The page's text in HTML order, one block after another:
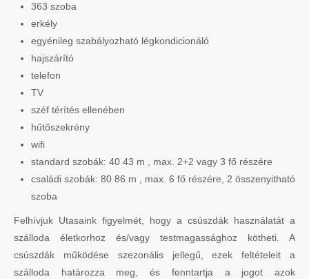
363 szoba
erkély
egyénileg szabályozható légkondicionáló
hajszárító
telefon
TV
széf térítés ellenében
hűtőszekrény
wifi
standard szobák: 40 43 m , max. 2+2 vagy 3 fő részére
családi szobák: 80 86 m , max. 6 fő részére, 2 összenyitható
szoba
Felhívjuk Utasaink figyelmét, hogy a csúszdák használatát a
szálloda életkorhoz és/vagy testmagassághoz kötheti. A
csúszdák működése szezonális jellegű, ezek feltételeit a
szálloda határozza meg, és fenntartja a jogot azok